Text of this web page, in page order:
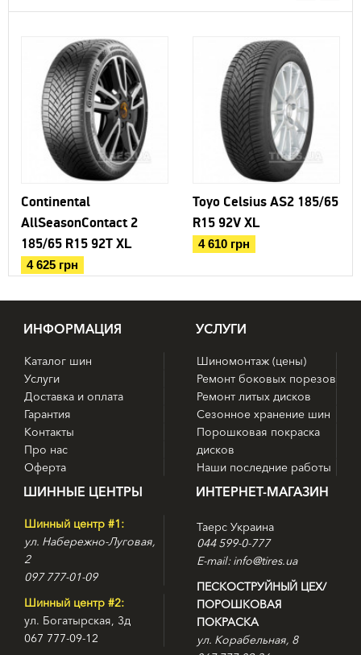
Continental
AllSeasonContact 2
185/65 R15 92T XL
4 625 грн
Toyo Celsius AS2 185/65
R15 92V XL
4 610 грн
ИНФОРМАЦИЯ
Каталог шин
Услуги
Доставка и оплата
Гарантия
Контакты
Про нас
Оферта
УСЛУГИ
Шиномонтаж (цены)
Ремонт боковых порезов
Ремонт литых дисков
Сезонное хранение шин
Порошковая покраска
дисков
Наши последние работы
ШИННЫЕ ЦЕНТРЫ
Шинный центр #1:
ул. Набережно-Луговая,
2
097 777-01-09
Шинный центр #2:
ул. Богатырская, 3д
067 777-09-12
ИНТЕРНЕТ-МАГАЗИН
Таерс Украина
044 599-0-777
E-mail: info@tires.ua
ПЕСКОСТРУЙНЫЙ ЦЕХ/
ПОРОШКОВАЯ
ПОКРАСКА
ул. Корабельная, 8